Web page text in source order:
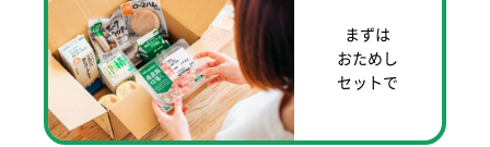
まずは
おためし
セットで